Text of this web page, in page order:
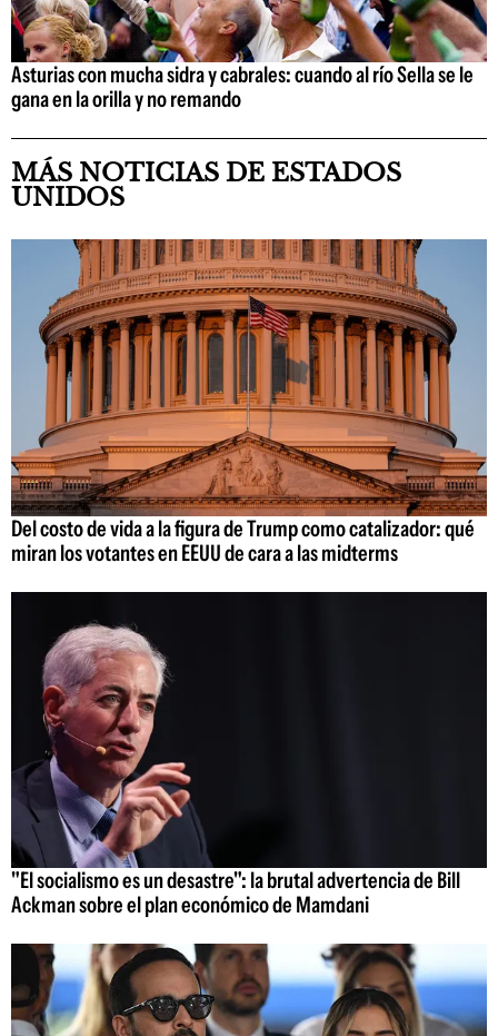
Asturias con mucha sidra y cabrales: cuando al río Sella se le
gana en la orilla y no remando
MÁS NOTICIAS DE ESTADOS
UNIDOS
Del costo de vida a la figura de Trump como catalizador: qué
miran los votantes en EEUU de cara a las midterms
"El socialismo es un desastre": la brutal advertencia de Bill
Ackman sobre el plan económico de Mamdani